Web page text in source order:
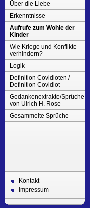
Über die Liebe
Erkenntnisse
Aufrufe zum Wohle der
Kinder
Wie Kriege und Konflikte
verhindern?
Logik
Definition Covidioten /
Definition Covidiot
Gedankenextrakte/Sprüche
von Ulrich H. Rose
Gesammelte Sprüche
Kontakt
Impressum